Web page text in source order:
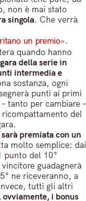
non è mai stato
singola. Che verrà
un premio».
quando hanno
della serie in
intermedia e
sostanza, ogni
punti ai primi
tanto per cambiare –
del
premiata con un
molto semplice: dai
punto del 10°
guadagnerà
ne riceveranno, a
tutti gli altri
ovviamente, i bonus